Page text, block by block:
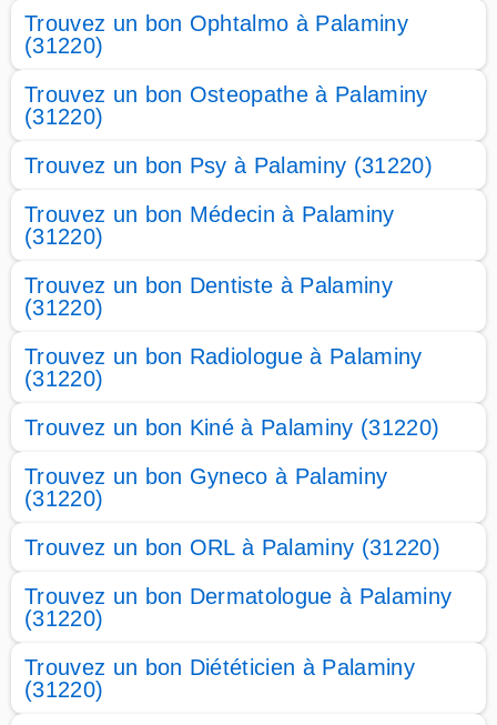
Trouvez un bon Ophtalmo à Palaminy
(31220)
Trouvez un bon Osteopathe à Palaminy
(31220)
Trouvez un bon Psy à Palaminy (31220)
Trouvez un bon Médecin à Palaminy
(31220)
Trouvez un bon Dentiste à Palaminy
(31220)
Trouvez un bon Radiologue à Palaminy
(31220)
Trouvez un bon Kiné à Palaminy (31220)
Trouvez un bon Gyneco à Palaminy
(31220)
Trouvez un bon ORL à Palaminy (31220)
Trouvez un bon Dermatologue à Palaminy
(31220)
Trouvez un bon Diététicien à Palaminy
(31220)